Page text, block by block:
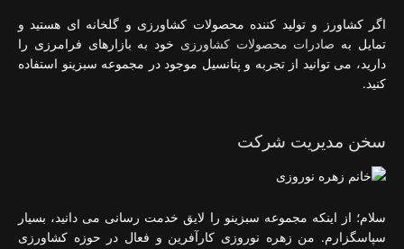
اگر کشاورز و تولید کننده محصولات کشاورزی و گلخانه ای هستید و
تمایل به صادرات محصولات کشاورزی خود به بازارهای فرامرزی را
دارید، می توانید از تجربه و پتانسیل موجود در مجموعه سبزینو استفاده
کنید.
سخن مدیریت شرکت
سلام؛ از اینکه مجموعه سبزینو را لایق خدمت رسانی می دانید، بسیار
سپاسگزارم. من زهره نوروزی کارآفرین و فعال در حوزه کشاورزی